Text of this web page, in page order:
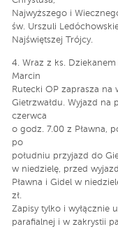
Najwyższego i
św. Urszuli
Najświętszej Trójcy.
4. Wraz z ks.
Marcin
Rutecki OP zaprasza
Gietrzwałdu. Wyjazd na
czerwca
o godz. 7.00 z Pławna,
po
południu przyjazd do
w niedzielę, przed
Pławna i Gidel w
zł.
Zapisy tylko i wyłącznie
parafialnej i w zakrystii